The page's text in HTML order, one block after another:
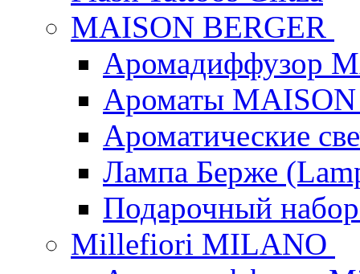
MAISON BERGER
Аромадиффузор
Ароматы
Ароматические
Лампа Берже
Подарочный
Millefiori MILANO